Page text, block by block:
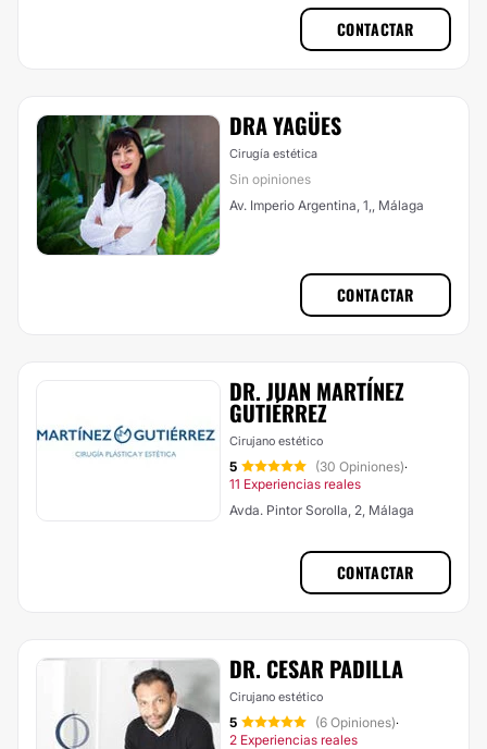
CONTACTAR
DRA YAGÜES
Cirugía estética
Sin opiniones
Av. Imperio Argentina, 1,, Málaga
CONTACTAR
DR. JUAN MARTÍNEZ
GUTIÉRREZ
Cirujano estético
5 (30 Opiniones)·
11 Experiencias reales
Avda. Pintor Sorolla, 2, Málaga
CONTACTAR
DR. CESAR PADILLA
Cirujano estético
5 (6 Opiniones)·
2 Experiencias reales